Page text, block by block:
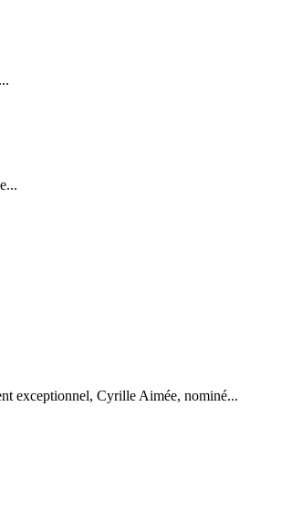
exceptionnel, Cyrille Aimée, nominé...